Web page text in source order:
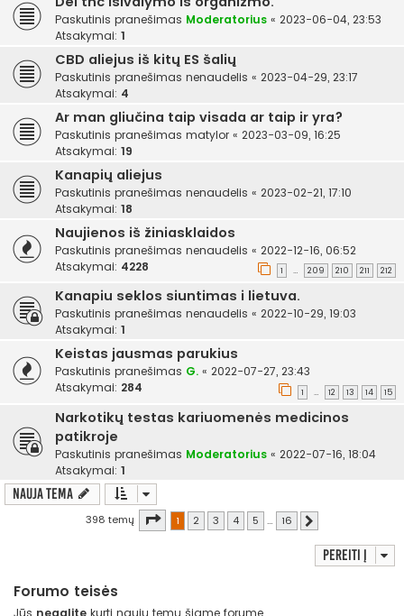
Paskutinis pranešimas Moderatorius « 2023-06-04, 23:53
Atsakymai: 1
CBD aliejus iš kitų ES šalių
Paskutinis pranešimas nenaudelis « 2023-04-29, 23:17
Atsakymai: 4
Ar man gliučina taip visada ar taip ir yra?
Paskutinis pranešimas matylor « 2023-03-09, 16:25
Atsakymai: 19
Kanapių aliejus
Paskutinis pranešimas nenaudelis « 2023-02-21, 17:10
Atsakymai: 18
Naujienos iš žiniasklaidos
Paskutinis pranešimas nenaudelis « 2022-12-16, 06:52
Atsakymai: 4228 1 … 209 210 211 212
Kanapiu seklos siuntimas i lietuva.
Paskutinis pranešimas nenaudelis « 2022-10-29, 19:03
Atsakymai: 1
Keistas jausmas parukius
Paskutinis pranešimas G. « 2022-07-27, 23:43
Atsakymai: 284 1 … 12 13 14 15
Narkotikų testas kariuomenės medicinos
patikroje
Paskutinis pranešimas Moderatorius « 2022-07-16, 18:04
Atsakymai: 1
Nauja tema
398 temų Puslapis iš 16
1 2 3 4 5 … 16
Pereiti į
Forumo teisės
Jūs negalite kurti naujų temų šiame forume